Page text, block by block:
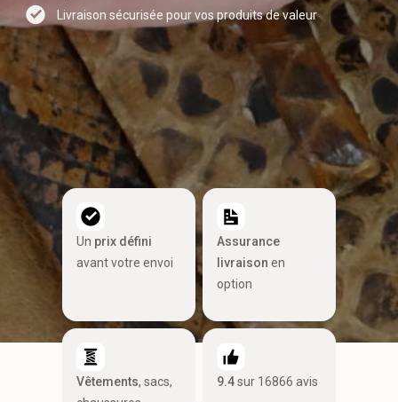
Livraison sécurisée pour vos produits de valeur
Un prix défini
avant votre envoi
Assurance
livraison en
option
Vêtements, sacs,
9.4sur 16866 avis